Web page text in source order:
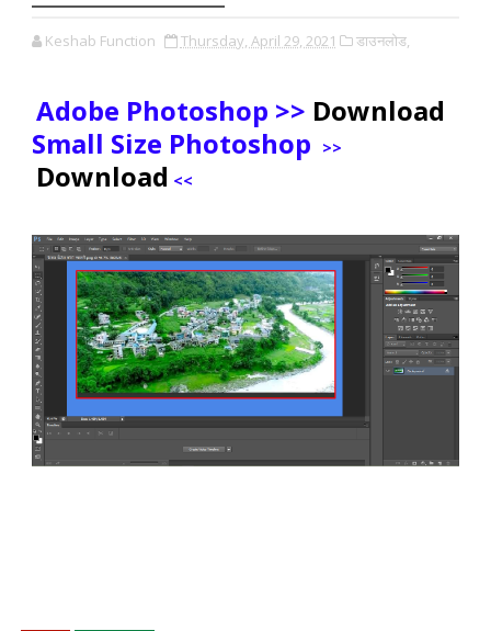
Keshab Function Thursday, April 29, 2021 डाउनलोड,
Adobe Photoshop >> Download
Small Size Photoshop
>>
Download <<